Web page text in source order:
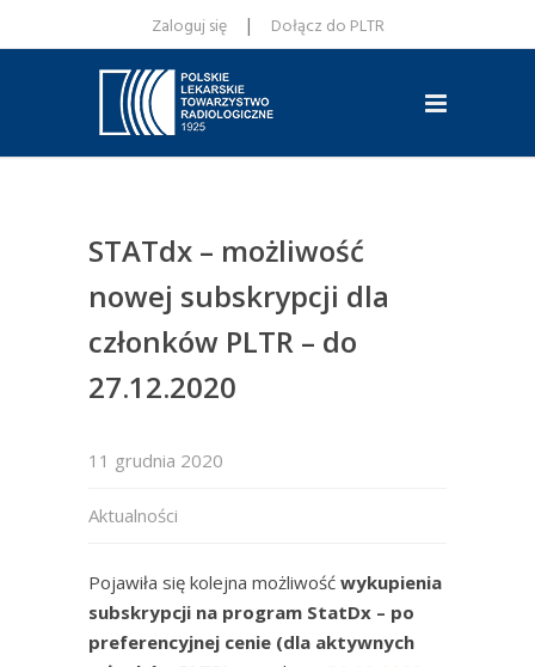
Zaloguj się | Dołącz do PLTR
STATdx – możliwość
nowej subskrypcji dla
członków PLTR – do
27.12.2020
11 grudnia 2020
Aktualności
Pojawiła się kolejna możliwość wykupienia
subskrypcji na program StatDx – po
preferencyjnej cenie (dla aktywnych